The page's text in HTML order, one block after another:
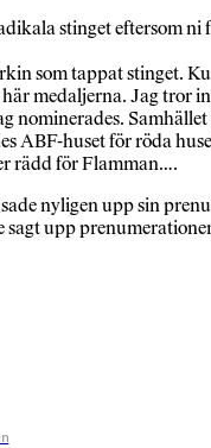
stinget eftersom ni
som tappat stinget.
medaljerna. Jag tror
nominerades.
ABF-huset för röda
rädd för Flamman….
nyligen upp sin
sagt upp